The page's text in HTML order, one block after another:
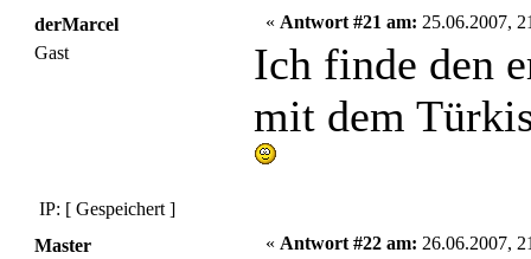
derMarcel
Gast
« Antwort #21 am: 25.06.2007,
Ich finde den
mit dem
IP: [ Gespeichert ]
Master
« Antwort #22 am: 26.06.2007,